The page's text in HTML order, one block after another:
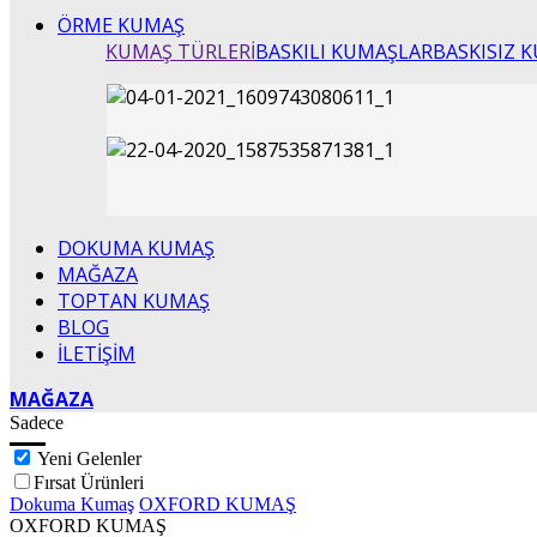
ÖRME KUMAŞ
KUMAŞ TÜRLERİBASKILI KUMAŞLARBASKISIZ
DOKUMA KUMAŞ
MAĞAZA
TOPTAN KUMAŞ
BLOG
İLETİŞİM
MAĞAZA
Sadece
Yeni Gelenler
Fırsat Ürünleri
Dokuma Kumaş OXFORD KUMAŞ
OXFORD KUMAŞ